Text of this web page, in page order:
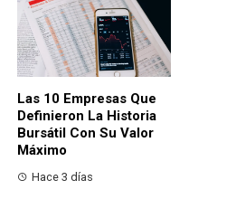
Las 10 Empresas Que
Definieron La Historia
Bursátil Con Su Valor
Máximo
Hace 3 días